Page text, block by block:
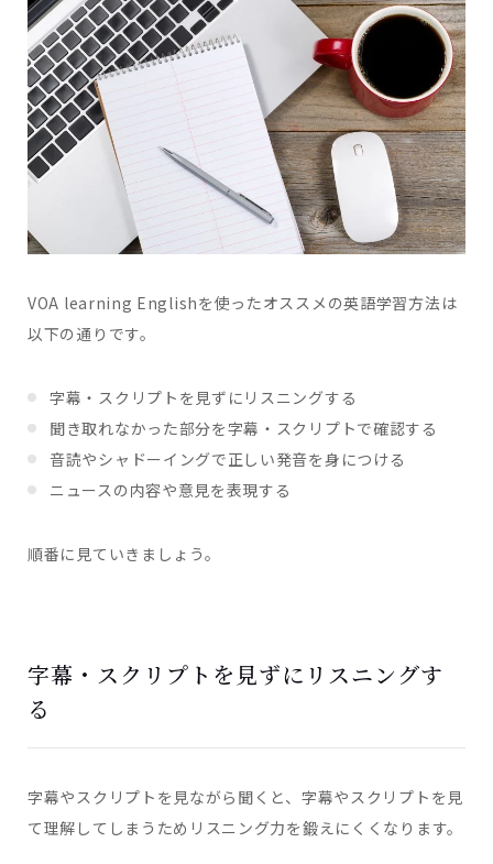
VOA learning Englishを使ったオススメの英語学習方法は
以下の通りです。
字幕・スクリプトを見ずにリスニングする
聞き取れなかった部分を字幕・スクリプトで確認する
音読やシャドーイングで正しい発音を身につける
ニュースの内容や意見を表現する
順番に見ていきましょう。
字幕・スクリプトを見ずにリスニングす
る
字幕やスクリプトを見ながら聞くと、字幕やスクリプトを見
て理解してしまうためリスニング力を鍛えにくくなります。